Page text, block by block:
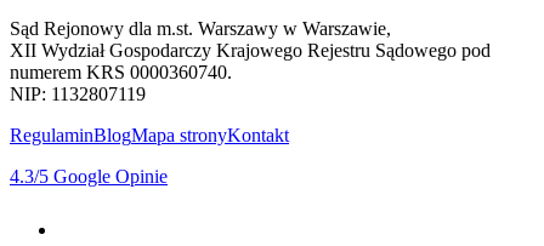
Sąd Rejonowy dla m.st. Warszawy w Warszawie,
XII Wydział Gospodarczy Krajowego Rejestru Sądowego pod
numerem KRS 0000360740.
NIP: 1132807119
RegulaminBlogMapa stronyKontakt
4.3/5 Google Opinie